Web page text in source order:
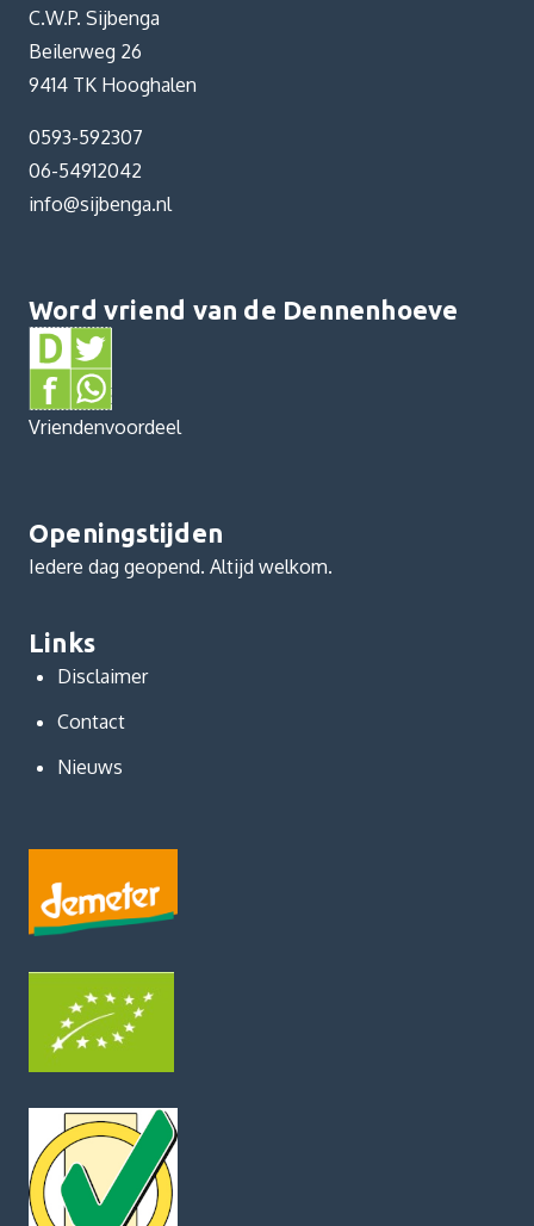
C.W.P. Sijbenga
Beilerweg 26
9414 TK Hooghalen
0593-592307
06-54912042
info@sijbenga.nl
Word vriend van de Dennenhoeve
Vriendenvoordeel
Openingstijden
Iedere dag geopend. Altijd welkom.
Links
Disclaimer
Contact
Nieuws